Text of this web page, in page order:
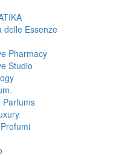
delle Essenze
Pharmacy
Studio
Parfums